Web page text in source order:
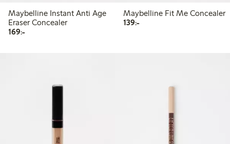
Maybelline Instant Anti Age
Eraser Concealer
169:-169,00 kr
Maybelline Fit Me Concealer
139:-139,00 kr